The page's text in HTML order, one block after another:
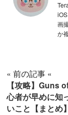
画
か
« 前の記事 «
【攻略】Guns
心者が早めに知
いこと【まとめ】